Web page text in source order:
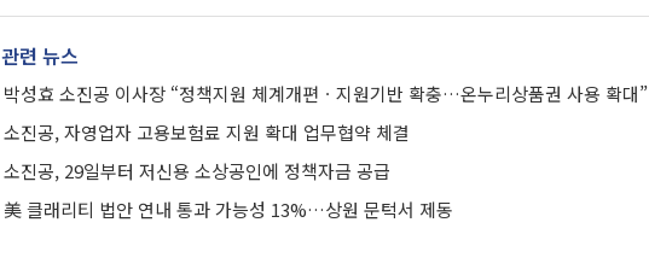
관련 뉴스
박성효 소진공 이사장 “정책지원 체계개편ㆍ지원기반 확충…온누리상품권 사용 확대”
소진공, 자영업자 고용보험료 지원 확대 업무협약 체결
소진공, 29일부터 저신용 소상공인에 정책자금 공급
美 클래리티 법안 연내 통과 가능성 13%…상원 문턱서 제동